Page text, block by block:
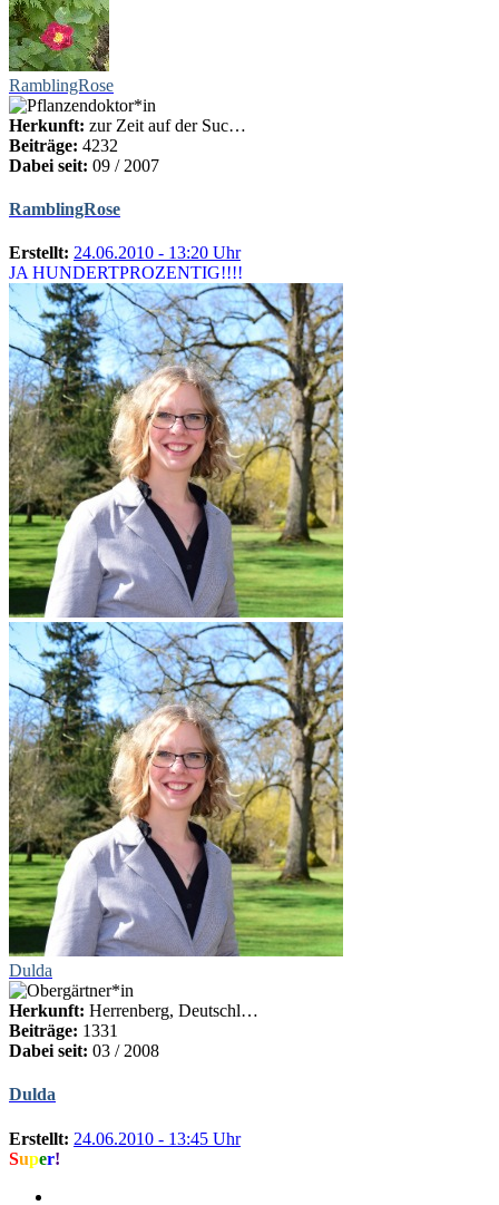
RamblingRose
Herkunft: zur Zeit auf der Suc…
Beiträge: 4232
Dabei seit: 09 / 2007
RamblingRose
Erstellt: 24.06.2010 - 13:20 Uhr
JA HUNDERTPROZENTIG!!!!
Dulda
Herkunft: Herrenberg, Deutschl…
Beiträge: 1331
Dabei seit: 03 / 2008
Dulda
Erstellt: 24.06.2010 - 13:45 Uhr
Super!